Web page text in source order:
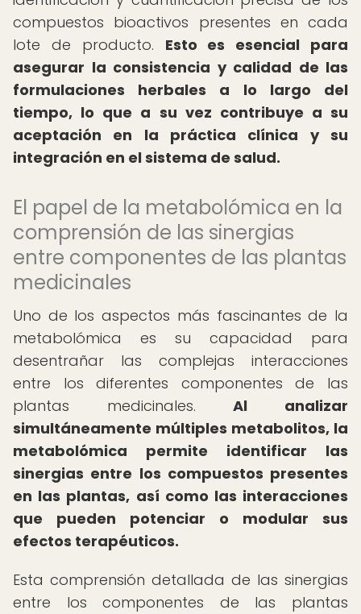
compuestos bioactivos presentes en cada
lote de producto. Esto es esencial para
asegurar la consistencia y calidad de las
formulaciones herbales a lo largo del
tiempo, lo que a su vez contribuye a su
aceptación en la práctica clínica y su
integración en el sistema de salud.
El papel de la metabolómica en la
comprensión de las sinergias
entre componentes de las plantas
medicinales
Uno de los aspectos más fascinantes de la
metabolómica es su capacidad para
desentrañar las complejas interacciones
entre los diferentes componentes de las
plantas medicinales.Al analizar
simultáneamente múltiples metabolitos, la
metabolómica permite identificar las
sinergias entre los compuestos presentes
en las plantas, así como las interacciones
que pueden potenciar o modular sus
efectos terapéuticos.
Esta comprensión detallada de las sinergias
entre los componentes de las plantas